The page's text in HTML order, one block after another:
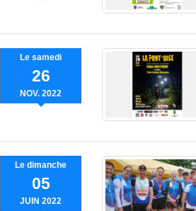
Le samedi
26
NOV. 2022
Le dimanche
05
JUIN 2022